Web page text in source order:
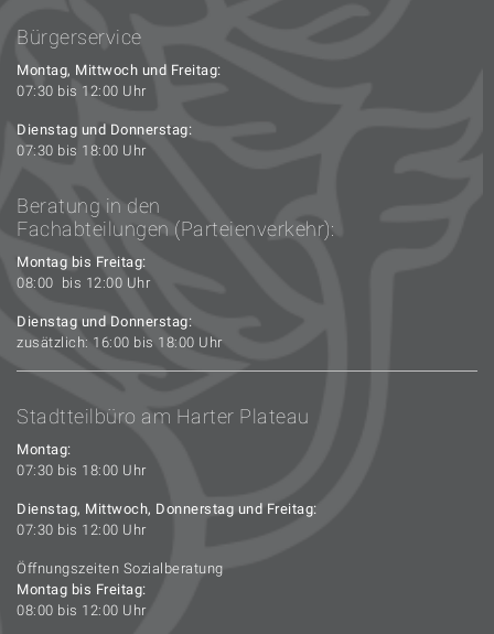
Bürgerservice
Montag, Mittwoch und Freitag:
07:30 bis 12:00 Uhr
Dienstag und Donnerstag:
07:30 bis 18:00 Uhr
Beratung in den
Fachabteilungen (Parteienverkehr):
Montag bis Freitag:
08:00 bis 12:00 Uhr
Dienstag und Donnerstag:
zusätzlich: 16:00 bis 18:00 Uhr
Stadtteilbüro am Harter Plateau
Montag:
07:30 bis 18:00 Uhr
Dienstag, Mittwoch, Donnerstag und Freitag:
07:30 bis 12:00 Uhr
Öffnungszeiten Sozialberatung
Montag bis Freitag:
08:00 bis 12:00 Uhr